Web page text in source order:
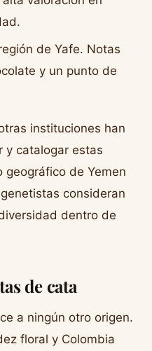
de Yafe. Notas
y un punto de
instituciones han
y catalogar estas
geográfico de Yemen
consideran
dentro de
de cata
a ningún otro origen.
floral y Colombia